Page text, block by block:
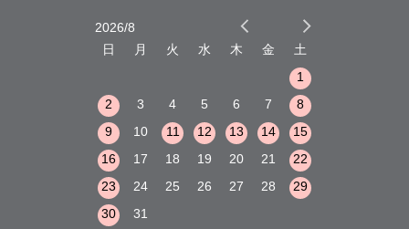
2026/8
日
月 火 水 木 金
土
1
2
3 4 5 6 7
8
9
10 11 12 13 14
15
16
17 18 19 20 21
22
23
24 25 26 27 28
29
30
31